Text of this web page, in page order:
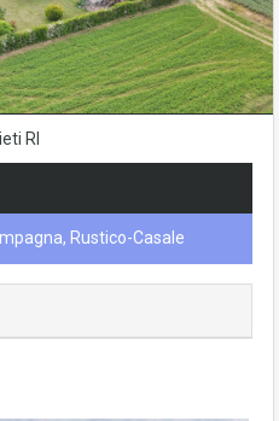
RI
Rustico-Casale